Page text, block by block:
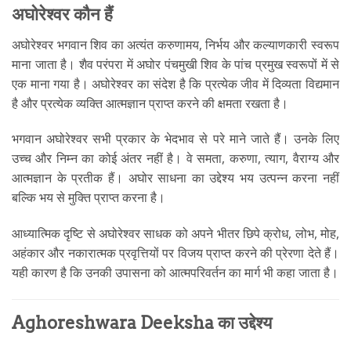
अघोरेश्वर कौन हैं
अघोरेश्वर भगवान शिव का अत्यंत करुणामय, निर्भय और कल्याणकारी स्वरूप
माना जाता है। शैव परंपरा में अघोर पंचमुखी शिव के पांच प्रमुख स्वरूपों में से
एक माना गया है। अघोरेश्वर का संदेश है कि प्रत्येक जीव में दिव्यता विद्यमान
है और प्रत्येक व्यक्ति आत्मज्ञान प्राप्त करने की क्षमता रखता है।
भगवान अघोरेश्वर सभी प्रकार के भेदभाव से परे माने जाते हैं। उनके लिए
उच्च और निम्न का कोई अंतर नहीं है। वे समता, करुणा, त्याग, वैराग्य और
आत्मज्ञान के प्रतीक हैं। अघोर साधना का उद्देश्य भय उत्पन्न करना नहीं
बल्कि भय से मुक्ति प्राप्त करना है।
आध्यात्मिक दृष्टि से अघोरेश्वर साधक को अपने भीतर छिपे क्रोध, लोभ, मोह,
अहंकार और नकारात्मक प्रवृत्तियों पर विजय प्राप्त करने की प्रेरणा देते हैं।
यही कारण है कि उनकी उपासना को आत्मपरिवर्तन का मार्ग भी कहा जाता है।
Aghoreshwara Deeksha का उद्देश्य